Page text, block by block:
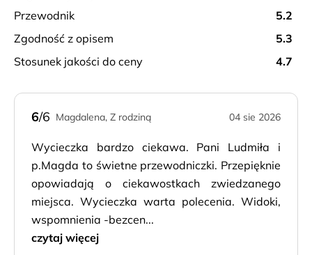
przewodnik
5.2
zgodność z opisem
5.3
stosunek jakości do ceny
4.7
6/6 Magdalena, Z rodziną 04 sie 2026
Wycieczka bardzo ciekawa. Pani Ludmiła i
p.Magda to świetne przewodniczki. Przepięknie
opowiadają o ciekawostkach zwiedzanego
miejsca. Wycieczka warta polecenia. Widoki,
wspomnienia -bezcen...
czytaj więcej